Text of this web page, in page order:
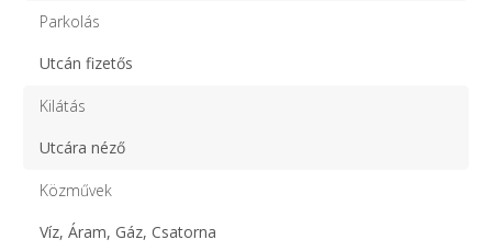
Parkolás
Utcán fizetős
Kilátás
Utcára néző
Közművek
Víz, Áram, Gáz, Csatorna